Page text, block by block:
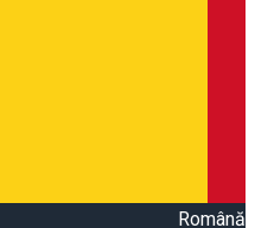
Română